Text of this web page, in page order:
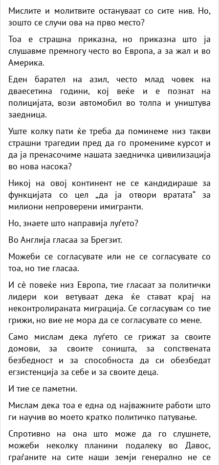
Мислите и молитвите остануваат со сите нив. Но,
зошто се случи ова на прво место?
Тоа е страшна приказна, но приказна што ја
слушавме премногу често во Европа, а за жал и во
Америка.
Еден барател на азил, често млад човек на
дваесетина години, кој веќе и е познат на
полицијата, вози автомобил во толпа и уништува
заедница.
Уште колку пати ќе треба да поминеме низ такви
страшни трагедии пред да го промениме курсот и
да ја пренасочиме нашата заедничка цивилизација
во нова насока?
Никој на овој континент не се кандидираше за
функцијата со цел „да ја отвори вратата“ за
милиони непроверени имигранти.
Но, знаете што направија луѓето?
Во Англија гласаа за Брегзит.
Можеби се согласувате или не се согласувате со
тоа, но тие гласаа.
И сè повеќе низ Европа, тие гласаат за политички
лидери кои ветуваат дека ќе стават крај на
неконтролираната миграција. Се согласувам со тие
грижи, но вие не мора да се согласувате со мене.
Само мислам дека луѓето се грижат за своите
домови, за своите соништа, за сопствената
безбедност и за способноста да си обезбедат
егзистенција за себе и за своите деца.
И тие се паметни.
Мислам дека тоа е една од најважните работи што
ги научив во моето кратко политичко патување.
Спротивно на она што може да го слушнете,
можеби неколку планини подалеку во Давос,
граѓаните на сите наши земји генерално не се